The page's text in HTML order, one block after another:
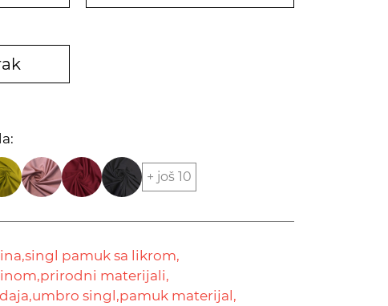
+ još 10
singl pamuk sa likrom,
prirodni materijali,
umbro singl,pamuk materijal,